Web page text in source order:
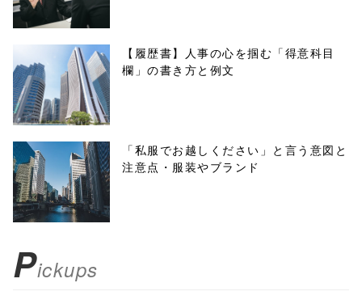
w.open(this.hre
f, 'Gwindow',
'width=550,
height=450,
menubar=no,
toolbar=no,
scrollbars=yes'
false;"> シェア
【履歴書】人事の心を掴む「得意科目
欄」の書き方と例文
「私服でお越しください」と言う意図と
注意点・服装やブランド
Pickups